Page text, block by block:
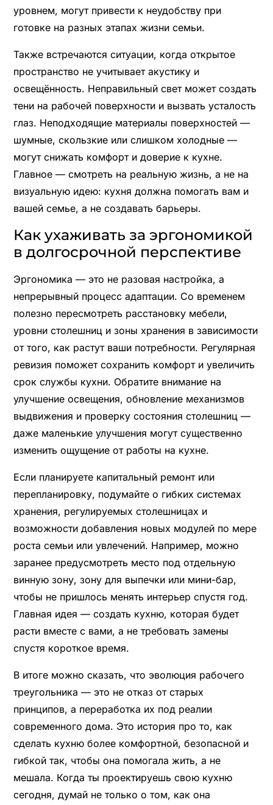
уровнем, могут привести к неудобству при
готовке на разных этапах жизни семьи.
Также встречаются ситуации, когда открытое
пространство не учитывает акустику и
освещённость. Неправильный свет может создать
тени на рабочей поверхности и вызвать усталость
глаз. Неподходящие материалы поверхностей —
шумные, скользкие или слишком холодные —
могут снижать комфорт и доверие к кухне.
Главное — смотреть на реальную жизнь, а не на
визуальную идею: кухня должна помогать вам и
вашей семье, а не создавать барьеры.
Как ухаживать за эргономикой
в долгосрочной перспективе
Эргономика — это не разовая настройка, а
непрерывный процесс адаптации. Со временем
полезно пересмотреть расстановку мебели,
уровни столешниц и зоны хранения в зависимости
от того, как растут ваши потребности. Регулярная
ревизия поможет сохранить комфорт и увеличить
срок службы кухни. Обратите внимание на
улучшение освещения, обновление механизмов
выдвижения и проверку состояния столешниц —
даже маленькие улучшения могут существенно
изменить ощущение от работы на кухне.
Если планируете капитальный ремонт или
перепланировку, подумайте о гибких системах
хранения, регулируемых столешницах и
возможности добавления новых модулей по мере
роста семьи или увлечений. Например, можно
заранее предусмотреть место под отдельную
винную зону, зону для выпечки или мини-бар,
чтобы не пришлось менять интерьер спустя год.
Главная идея — создать кухню, которая будет
расти вместе с вами, а не требовать замены
спустя короткое время.
В итоге можно сказать, что эволюция рабочего
треугольника — это не отказ от старых
принципов, а переработка их под реалии
современного дома. Это история про то, как
сделать кухню более комфортной, безопасной и
гибкой так, чтобы она помогала жить, а не
мешала. Когда ты проектируешь свою кухню
сегодня, думай не только о том, как она